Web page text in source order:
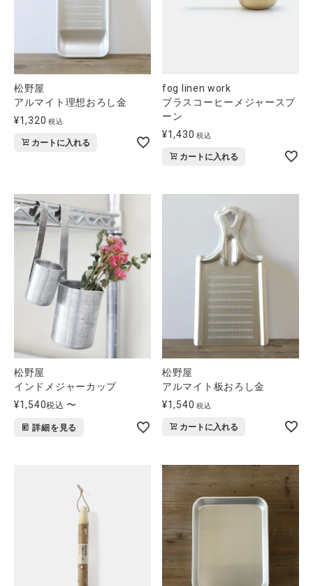
松野屋
アルマイト理想おろし金
¥1,320 税込
カートに入れる
fog linen work
ブラスコーヒーメジャースプ
ーン
¥1,430 税込
カートに入れる
松野屋
インドメジャーカップ
¥1,540税込 〜
詳細を見る
松野屋
アルマイト板おろし金
¥1,540 税込
カートに入れる